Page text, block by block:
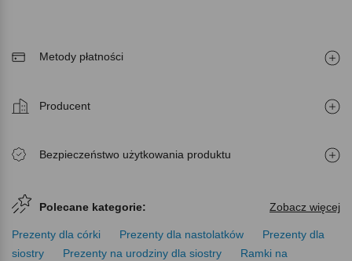
Metody płatności
Producent
Bezpieczeństwo użytkowania produktu
Polecane kategorie: Zobacz więcej
Prezenty dla córki Prezenty dla nastolatków
Prezenty dla
siostry
Prezenty na urodziny dla siostry
Ramki na